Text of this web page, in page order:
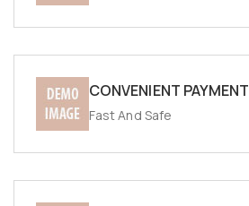
CONVENIENT PAYMENT
Fast And Safe